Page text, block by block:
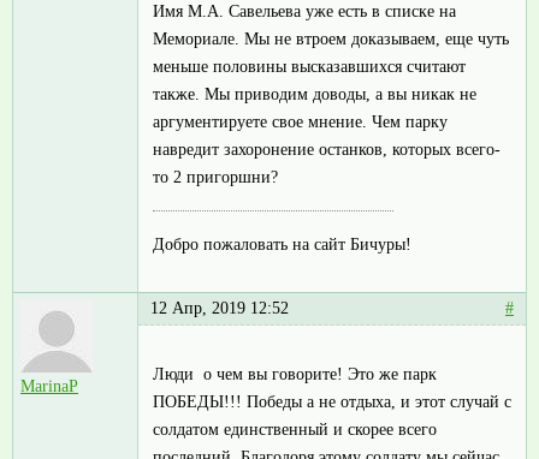
Имя М.А. Савельева уже есть в списке на
Мемориале. Мы не втроем доказываем, еще чуть
меньше половины высказавшихся считают
также. Мы приводим доводы, а вы никак не
аргументируете свое мнение. Чем парку
навредит захоронение останков, которых всего-
то 2 пригоршни?
Добро пожаловать на сайт Бичуры!
MarinaP
12 Апр, 2019 12:52 #
Люди о чем вы говорите! Это же парк
ПОБЕДЫ!!! Победы а не отдыха, и этот случай с
солдатом единственный и скорее всего